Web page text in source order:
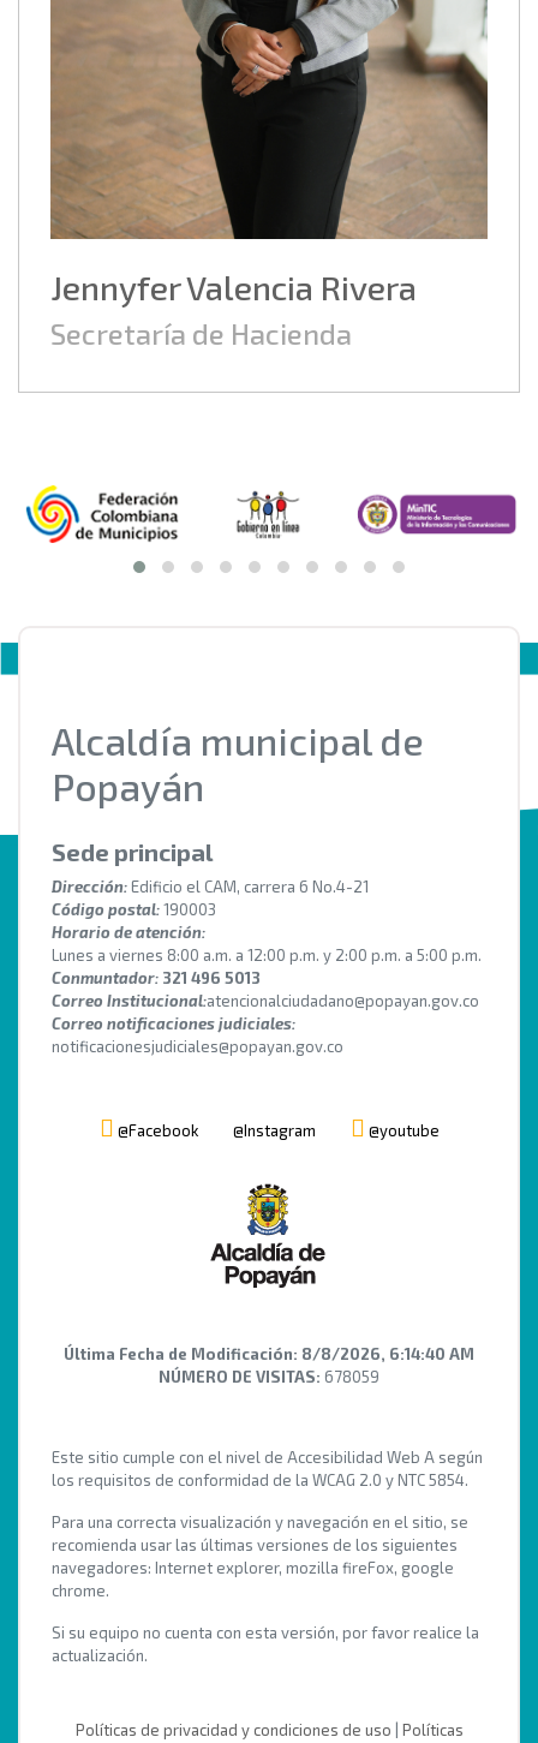
Jennyfer Valencia Rivera
Secretaría de Hacienda
Alcaldía municipal de
Popayán
Sede principal
Dirección: Edificio el CAM, carrera 6 No.4-21
Código postal:190003
Horario de atención:
Lunes a viernes 8:00 a.m. a 12:00 p.m. y 2:00 p.m. a 5:00 p.m.
Conmuntador: 321 496 5013
Correo Institucional:atencionalciudadano@popayan.gov.co
Correo notificaciones judiciales:
notificacionesjudiciales@popayan.gov.co
@Facebook @Instagram @youtube
Última Fecha de Modificación: 8/8/2026, 6:14:40 AM
NÚMERO DE VISITAS: 678059
Este sitio cumple con el nivel de Accesibilidad Web A según
los requisitos de conformidad de la WCAG 2.0 y NTC 5854.
Para una correcta visualización y navegación en el sitio, se
recomienda usar las últimas versiones de los siguientes
navegadores: Internet explorer, mozilla fireFox, google
chrome.
Si su equipo no cuenta con esta versión, por favor realice la
actualización.
Políticas de privacidad y condiciones de uso
Políticas